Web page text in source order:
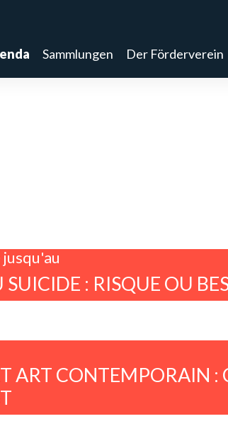
Sammlungen Der Förderverein
SUICIDE : RISQUE OU
ART CONTEMPORAIN :